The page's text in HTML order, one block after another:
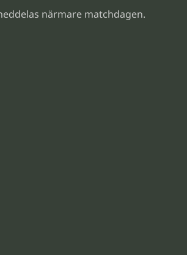
närmare matchdagen.